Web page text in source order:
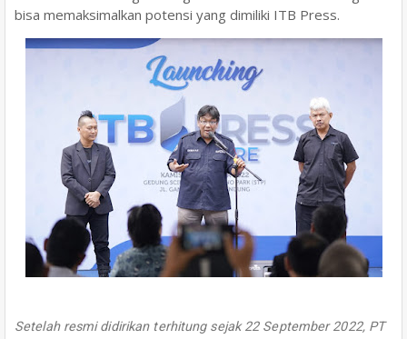
bisa memaksimalkan potensi yang dimiliki ITB Press.
Setelah resmi didirikan terhitung sejak 22 September 2022, PT